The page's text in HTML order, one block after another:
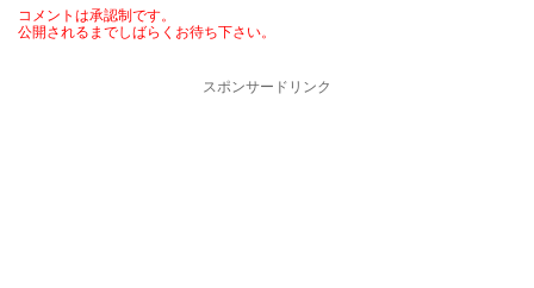
コメントは承認制です。
公開されるまでしばらくお待ち下さい。
スポンサードリンク